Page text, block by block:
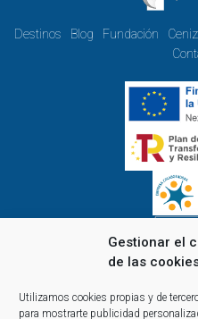
Gestionar el
de las
Utilizamos cookies propias y de
para mostrarte publicidad
Destinos Blog Fundación
Horario de oficina
de 9.00 a 14.00